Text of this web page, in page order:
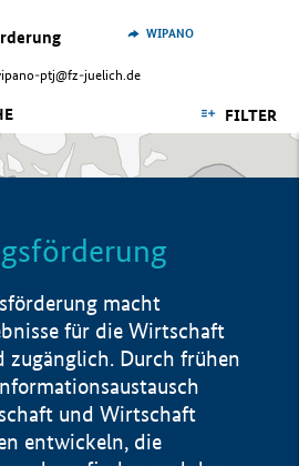
ptj@fz-juelich.de
WIPANO
FILTER
macht
für die Wirtschaft
zugänglich. Durch frühen
und Wirtschaft
entwickeln, die